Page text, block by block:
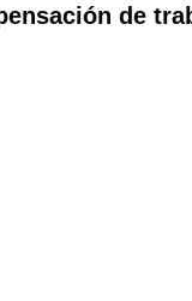
de